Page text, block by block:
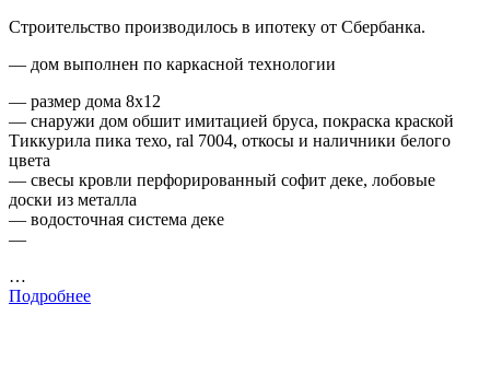
Строительство производилось в ипотеку от Сбербанка.
— дом выполнен по каркасной технологии
— размер дома 8х12
— снаружи дом обшит имитацией бруса, покраска краской
Тиккурила пика техо, ral 7004, откосы и наличники белого
цвета
— свесы кровли перфорированный софит деке, лобовые
доски из металла
— водосточная система деке
—
…
Подробнее